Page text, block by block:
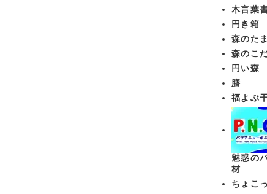
木言葉
円き箱
森のた
森のこ
円い森
膳
福よぶ
魅惑の
材
ちょこ